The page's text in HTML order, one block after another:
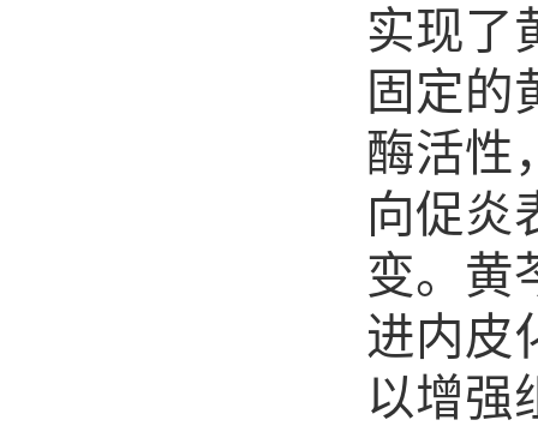
实现了
固定的
酶活性
向促炎
变。黄
进内皮
以增强